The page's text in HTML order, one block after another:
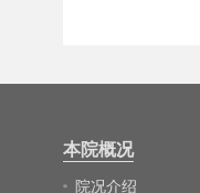
本院概况
院况介绍